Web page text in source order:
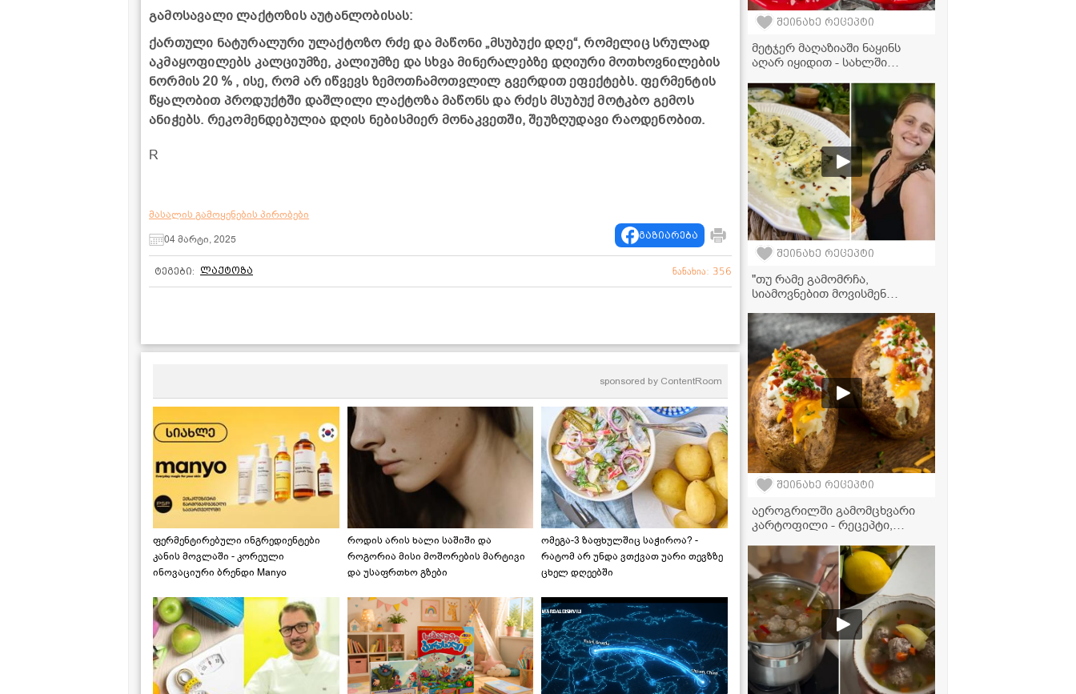
გამოსავალი ლაქტოზის აუტანლობისას:
ქართული ნატურალური ულაქტოზო რძე და მაწონი „მსუბუქი დღე“, რომელიც სრულად
აკმაყოფილებს კალციუმზე, კალიუმზე და სხვა მინერალებზე დღიური მოთხოვნილების
ნორმის 20 % , ისე, რომ არ იწვევს ზემოთჩამოთვლილ გვერდით ეფექტებს. ფერმენტის
წყალობით პროდუქტში დაშლილი ლაქტოზა მაწონს და რძეს მსუბუქ მოტკბო გემოს
ანიჭებს. რეკომენდებულია დღის ნებისმიერ მონაკვეთში, შეუზღუდავი რაოდენობით.
R
მასალის გამოყენების პირობები
04 მარტი, 2025
გაზიარება
ტეგები: ლაქტოზა ნანახია: 356
sponsored by ContentRoom
ფერმენტირებული ინგრედიენტები
კანის მოვლაში - კორეული
ინოვაციური ბრენდი Manyo
როდის არის ხალი საშიში და
როგორია მისი მოშორების მარტივი
და უსაფრთხო გზები
ომეგა-3 ზაფხულშიც საჭიროა? -
რატომ არ უნდა ვთქვათ უარი თევზზე
ცხელ დღეებში
შეინახე რეცეპტი
მეტჯერ მაღაზიაში ნაყინს
აღარ იყიდით - სახლში
ნაყინი სულ 3 ინგრედიენტით!
შეინახე რეცეპტი
"თუ რამე გამომრჩა,
სიამოვნებით მოვისმენ
ქალბატონებისგან... ჩემს
ოჯახში ნადუღი არ უყვართ,
ამიტომ მაწვნით მოვამზადე" -
ელგა ტაბატაძის გებჟალიას
ვიდეორეცეპტი
შეინახე რეცეპტი
აეროგრილში გამომცხვარი
კარტოფილი - რეცეპტი,
სცადოთ!